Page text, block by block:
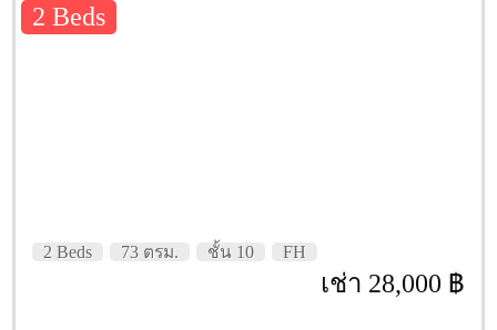
2 Beds
2 Beds 73 ตรม. ชั้น 10 FH
เช่า 28,000 ฿